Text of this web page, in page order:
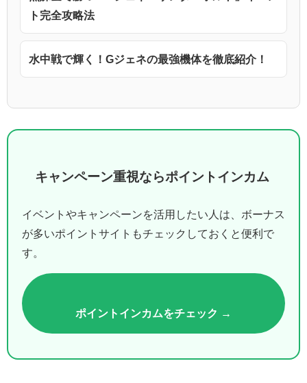
ト完全攻略法
水中戦で輝く！Gジェネの最強機体を徹底紹介！
キャンペーン重視ならポイントインカム
イベントやキャンペーンを活用したい人は、ボーナス
が多いポイントサイトもチェックしておくと便利で
す。
ポイントインカムをチェック →